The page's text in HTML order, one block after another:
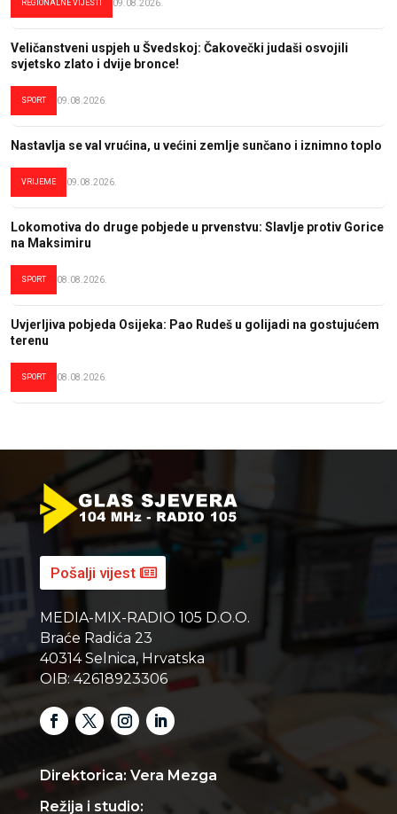
REGIONALNE VIJESTI 09.08.2026.
Veličanstveni uspjeh u Švedskoj: Čakovečki judaši osvojili
svjetsko zlato i dvije bronce!
SPORT 09.08.2026.
Nastavlja se val vrućina, u većini zemlje sunčano i iznimno toplo
VRIJEME 09.08.2026.
Lokomotiva do druge pobjede u prvenstvu: Slavlje protiv Gorice
na Maksimiru
SPORT 08.08.2026.
Uvjerljiva pobjeda Osijeka: Pao Rudeš u golijadi na gostujućem
terenu
SPORT 08.08.2026.
Pošalji vijest
MEDIA-MIX-RADIO 105 D.O.O.
Braće Radića 23
40314 Selnica, Hrvatska
OIB: 42618923306
Direktorica: Vera Mezga
Režija i studio: